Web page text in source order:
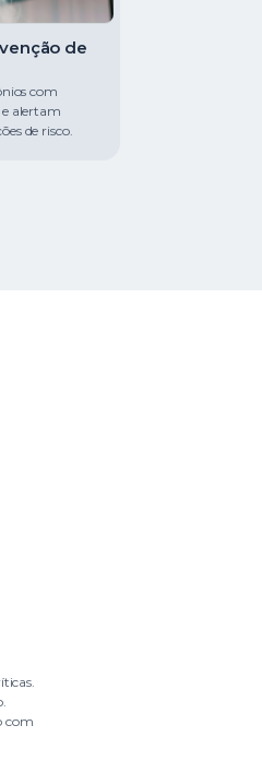
de
com
alertam
de risco.
com